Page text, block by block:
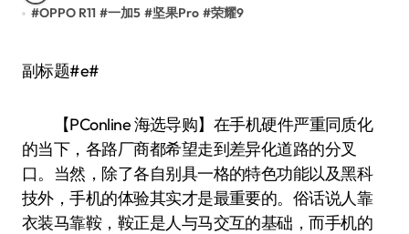
#OPPO R11 #一加5 #坚果Pro #荣耀9
副标题#e#
【PConline 海选导购】在手机硬件严重同质化
的当下，各路厂商都希望走到差异化道路的分叉
口。当然，除了各自别具一格的特色功能以及黑科
技外，手机的体验其实才是最重要的。俗话说人靠
衣装马靠鞍，鞍正是人与马交互的基础，而手机的